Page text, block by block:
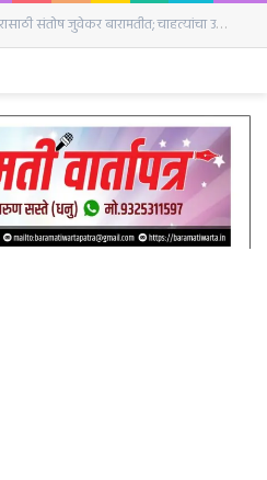
‘दृश्यम’ची आठवण करून देणारी घटना;पत्नीने केला नवऱ्याच्या हत्याचा प्रयत्न बारामती शहर पोलिस ठाण्यात सासऱ्याची गंभीर तक्रार